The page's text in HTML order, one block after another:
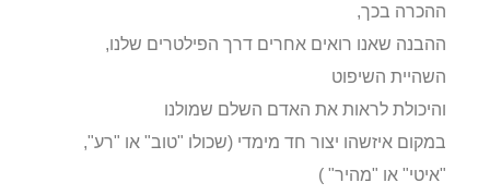
ההכרה בכך,
ההבנה שאנו רואים אחרים דרך הפילטרים שלנו,
השהיית השיפוט
והיכולת לראות את האדם השלם שמולנו
במקום איזשהו יצור חד מימדי (שכולו "טוב" או "רע",
"איטי" או "מהיר" )